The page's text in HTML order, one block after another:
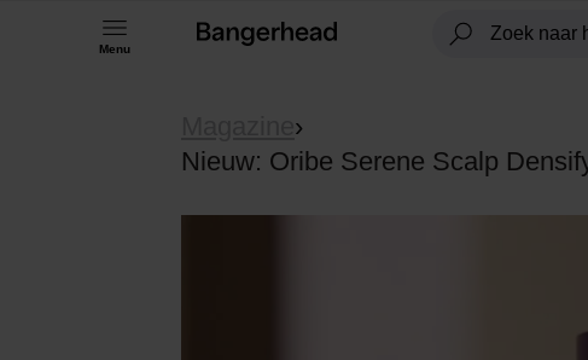
Menu
›
Nieuw: Oribe Serene Scalp